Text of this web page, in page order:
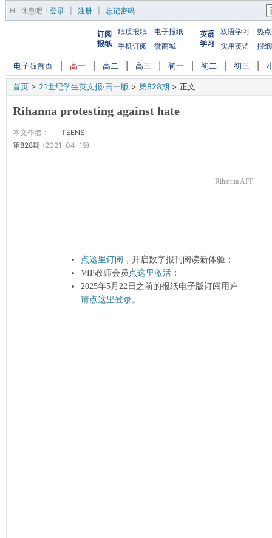
Hi, 休息吧 ！ 登录 注册 忘记密码
订阅
报纸
纸质报纸
电子报纸
手机订阅
微商城
英语
学习
双语学习
热
实用英语
报
电子版首页 高一 高二 高三 初一 初二 初三
首页 > 21世纪学生英文报·高一版 > 第828期 > 正文
Rihanna protesting against hate
本文作者：
TEENS
第828期 (2021-04-19)
Rihanna AFP
点这里订阅 ，开启数字报刊阅读新体验；
VIP教师会员点这里激活 ；
2025年5月22日之前的报纸电子版订阅用户
请点这里登录。